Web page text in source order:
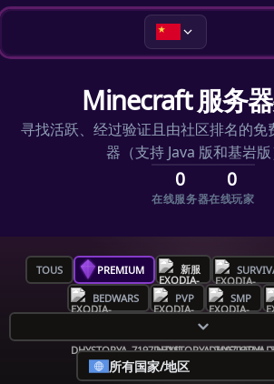
Minecraft 服务
寻找活跃、经过验证且由社区排名的
器（支持 Java 版和基岩版
0
在线服务器
0
在线玩家
TOUS PREMIUM 新服
BEDWARS PVP SMP
所有国家/地区